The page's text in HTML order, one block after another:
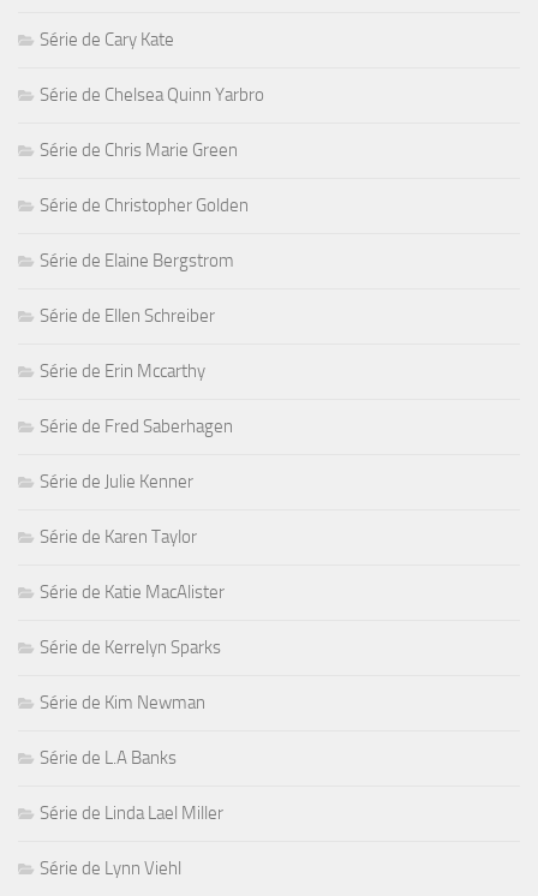
Série de Cary Kate
Série de Chelsea Quinn Yarbro
Série de Chris Marie Green
Série de Christopher Golden
Série de Elaine Bergstrom
Série de Ellen Schreiber
Série de Erin Mccarthy
Série de Fred Saberhagen
Série de Julie Kenner
Série de Karen Taylor
Série de Katie MacAlister
Série de Kerrelyn Sparks
Série de Kim Newman
Série de L.A Banks
Série de Linda Lael Miller
Série de Lynn Viehl